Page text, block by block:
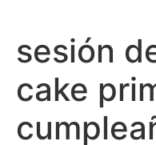
contenido
sesión
cake